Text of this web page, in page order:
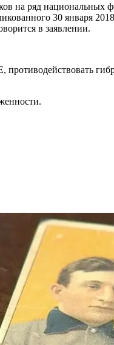
на ряд национальных
30 января
в заявлении.